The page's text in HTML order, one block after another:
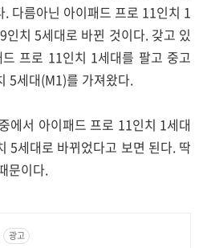
다름아닌 아이패드 프로 11인치 1
치 5세대로 바뀐 것이다. 갖고 있
프로 11인치 1세대를 팔고 중고
5세대(M1)를 가져왔다.
에서 아이패드 프로 11인치 1세대
5세대로 바뀌었다고 보면 된다. 딱
문이다.
광고